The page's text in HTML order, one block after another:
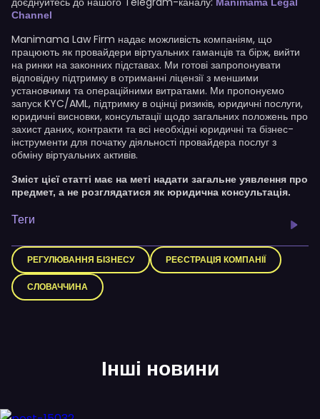
Channel
Manimama Law Firm надає можливість компаніям, що
працюють як провайдери віртуальних гаманців та бірж, вийти
на ринки на законних підставах. Ми готові запропонувати
відповідну підтримку в отриманні ліцензії з меншими
установчими та операційними витратами. Ми пропонуємо
запуск KYC/AML, підтримку в оцінці ризиків, юридичні послуги,
юридичні висновки, консультації щодо загальних положень про
захист даних, контракти та всі необхідні юридичні та бізнес-
інструменти для початку діяльності провайдера послуг з
обміну віртуальних активів.
Зміст цієї статті має на меті надати загальне уявлення про
предмет, а не розглядатися як юридична консультація.
Теги
РЕГУЛЮВАННЯ БІЗНЕСУ РЕЄСТРАЦІЯ КОМПАНІЇ
СЛОВАЧЧИНА
Інші новини